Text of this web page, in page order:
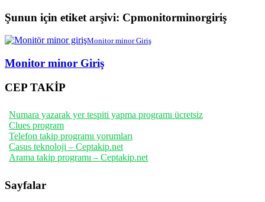
Şunun için etiket arşivi: Cpmonitorminorgiriş
Monitor minor Giriş
Monitor minor Giriş
CEP TAKİP
Numara yazarak yer tespiti yapma programı ücretsiz
Clues program
Telefon takip programı yorumları
Casus teknoloji – Ceptakip.net
Arama takip programı – Ceptakip.net
Sayfalar